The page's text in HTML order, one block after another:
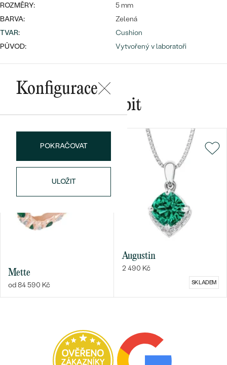
Wave kolekce
Bestsellery
ROZMĚRY:
5 mm
BARVA:
Zelená
TVAR:
Cushion
PŮVOD:
Vytvořený v laboratoři
Konfigurace
POKRAČOVAT
ULOŽIT
Mohlo by se vám líbit
Mette
od 84 590 Kč
Augustin
2 490 Kč
SKLADEM